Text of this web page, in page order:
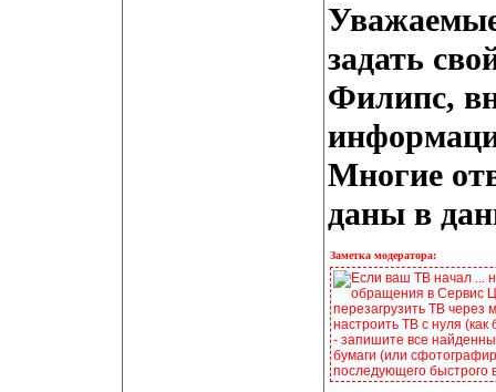
задать
Филипс,
Многие
даны в
Заметка модератора:
Если ваш ТВ начал ...
обращения в Сервис
перезагрузить ТВ через
настроить ТВ с нуля (как
- запишите все
бумаги (или
последующего быстрого